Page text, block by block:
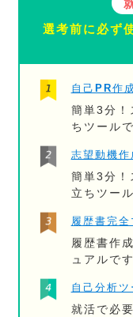
選考前に必ず
自己PR作
簡単3分！
ちツールで
志望動機作
簡単3分！
立ちツー
履歴書完
履歴書作
ュアルです
自己分析ツ
就活で必